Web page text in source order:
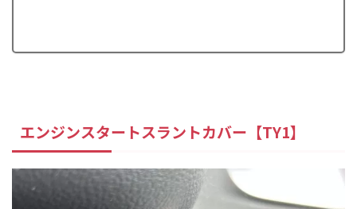
エンジンスタートスラントカバー【TY1】